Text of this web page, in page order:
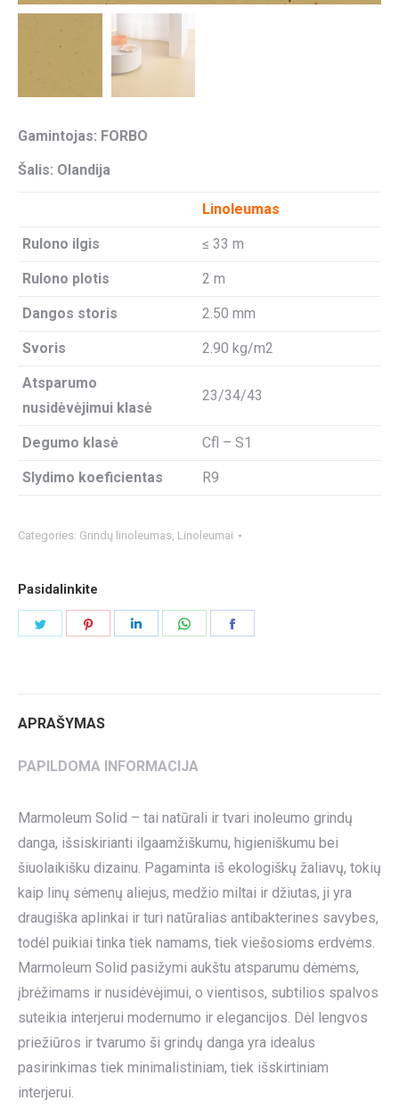
Gamintojas: FORBO
Šalis: Olandija
Linoleumas
Rulono ilgis ≤ 33 m
Rulono plotis 2 m
Dangos storis 2.50 mm
Svoris 2.90 kg/m2
Atsparumo
nusidėvėjimui klasė
23/34/43
Degumo klasė Cfl – S1
Slydimo koeficientas R9
Categories: Grindų linoleumas, Linoleumai
Pasidalinkite
APRAŠYMAS
PAPILDOMA INFORMACIJA
Marmoleum Solid – tai natūrali ir tvari inoleumo grindų
danga, išsiskirianti ilgaamžiškumu, higieniškumu bei
šiuolaikišku dizainu. Pagaminta iš ekologiškų žaliavų, tokių
kaip linų sėmenų aliejus, medžio miltai ir džiutas, ji yra
draugiška aplinkai ir turi natūralias antibakterines savybes,
todėl puikiai tinka tiek namams, tiek viešosioms erdvėms.
Marmoleum Solid pasižymi aukštu atsparumu dėmėms,
įbrėžimams ir nusidėvėjimui, o vientisos, subtilios spalvos
suteikia interjerui modernumo ir elegancijos. Dėl lengvos
priežiūros ir tvarumo ši grindų danga yra idealus
pasirinkimas tiek minimalistiniam, tiek išskirtiniam
interjerui.